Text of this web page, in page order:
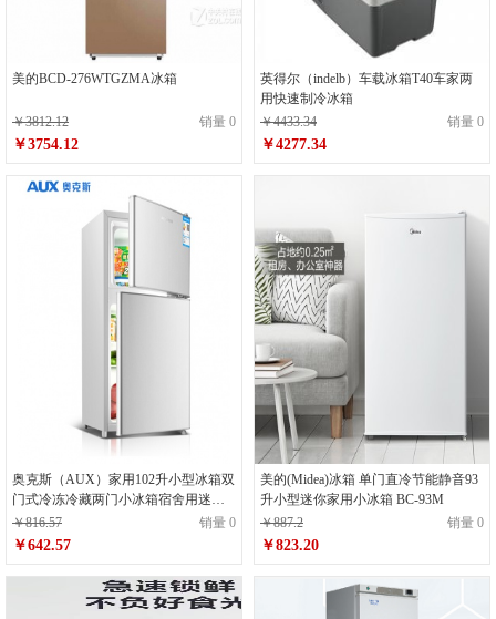
美的BCD-276WTGZMA冰箱
￥3812.12 销量 0
￥3754.12
英得尔（indelb）车载冰箱T40车家两
用快速制冷冰箱
￥4433.34
销量 0
￥4277.34
奥克斯（AUX）家用102升小型冰箱双
门式冷冻冷藏两门小冰箱宿舍用迷你
节能电冰箱BCD-102拉丝银
￥816.57 销量 0
￥642.57
美的(Midea)冰箱 单门直冷节能静音93
升小型迷你家用小冰箱 BC-93M
￥887.2
销量 0
￥823.20